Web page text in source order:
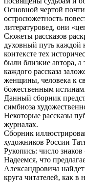
Основной чертой почти
остросюжетность
литературовед, они
Сюжеты рассказов
духовный путь каждой
контексте тех
были близкие автора,
каждого рассказа
женщины, человека к
божественным истинам.
Данный сборник
симбиоза
Некоторые рассказы
журналах.
Сборник
художников России
Рукопись: число
Надеемся, что
Александровича
круга читателей, как в